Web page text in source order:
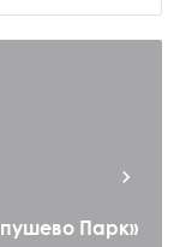
Парк»